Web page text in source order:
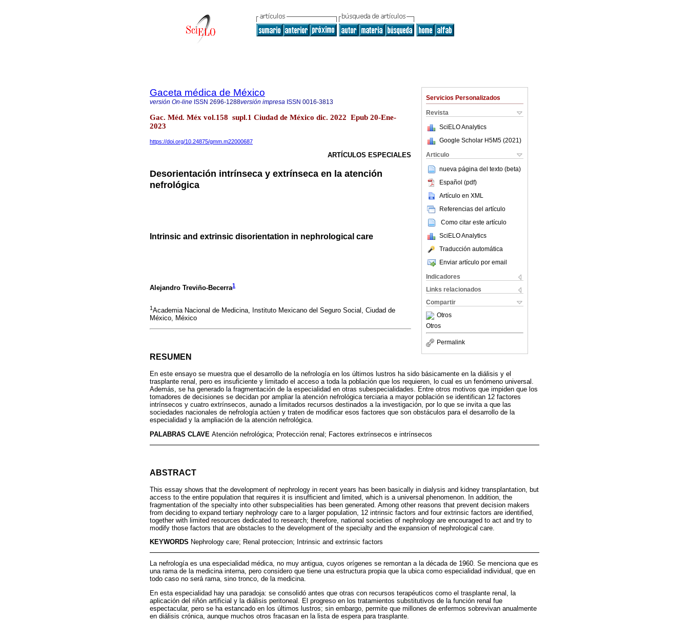
Servicios Personalizados
Revista
SciELO Analytics
Google Scholar H5M5 (2021 )
Articulo
nueva página del texto (beta)
Español (pdf)
Artículo en XML
Referencias del artículo
Como citar este artículo
SciELO Analytics
Traducción automática
Enviar artículo por email
Indicadores
Links relacionados
Compartir
Otros
Otros
Permalink
Gaceta médica de México
versión On-line ISSN 2696-1288versión impresa ISSN 0016-3813
Gac. Méd. Méx vol.158 supl.1 Ciudad de México dic. 2022 Epub 20-Ene-
2023
https://doi.org/10.24875/gmm.m22000687
ARTÍCULOS ESPECIALES
Desorientación intrínseca y extrínseca en la atención
nefrológica
Intrinsic and extrinsic disorientation in nephrological care
Alejandro Treviño-Becerra1
1Academia Nacional de Medicina, Instituto Mexicano del Seguro Social, Ciudad de
México, México
RESUMEN
En este ensayo se muestra que el desarrollo de la nefrología en los últimos lustros ha sido básicamente en la diálisis y el
trasplante renal, pero es insuficiente y limitado el acceso a toda la población que los requieren, lo cual es un fenómeno universal.
Además, se ha generado la fragmentación de la especialidad en otras subespecialidades. Entre otros motivos que impiden que los
tomadores de decisiones se decidan por ampliar la atención nefrológica terciaria a mayor población se identifican 12 factores
intrínsecos y cuatro extrínsecos, aunado a limitados recursos destinados a la investigación, por lo que se invita a que las
sociedades nacionales de nefrología actúen y traten de modificar esos factores que son obstáculos para el desarrollo de la
especialidad y la ampliación de la atención nefrológica.
PALABRAS CLAVE Atención nefrológica; Protección renal; Factores extrínsecos e intrínsecos
ABSTRACT
This essay shows that the development of nephrology in recent years has been basically in dialysis and kidney transplantation, but
access to the entire population that requires it is insufficient and limited, which is a universal phenomenon. In addition, the
fragmentation of the specialty into other subspecialities has been generated. Among other reasons that prevent decision makers
from deciding to expand tertiary nephrology care to a larger population, 12 intrinsic factors and four extrinsic factors are identified,
together with limited resources dedicated to research; therefore, national societies of nephrology are encouraged to act and try to
modify those factors that are obstacles to the development of the specialty and the expansion of nephrological care.
KEYWORDS Nephrology care; Renal proteccion; Intrinsic and extrinsic factors
La nefrología es una especialidad médica, no muy antigua, cuyos orígenes se remontan a la década de 1960. Se menciona que es
una rama de la medicina interna, pero considero que tiene una estructura propia que la ubica como especialidad individual, que en
todo caso no será rama, sino tronco, de la medicina.
En esta especialidad hay una paradoja: se consolidó antes que otras con recursos terapéuticos como el trasplante renal, la
aplicación del riñón artificial y la diálisis peritoneal. El progreso en los tratamientos substitutivos de la función renal fue
espectacular, pero se ha estancado en los últimos lustros; sin embargo, permite que millones de enfermos sobrevivan anualmente
en diálisis crónica, aunque muchos otros fracasan en la lista de espera para trasplante.